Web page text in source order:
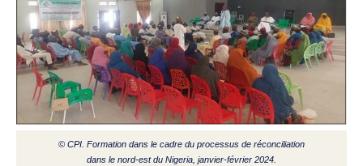
© CPI. Formation dans le cadre du processus de réconciliation
dans le nord-est du Nigeria, janvier-février 2024.